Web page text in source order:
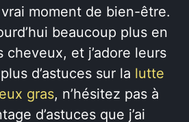
moment de bien-être.
beaucoup plus en
cheveux, et j’adore leurs
d’astuces sur la lutte
gras, n’hésitez pas à
d’astuces que j’ai